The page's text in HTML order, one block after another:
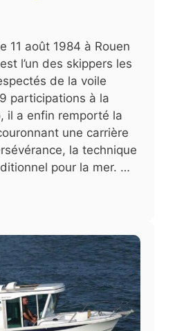
11 août 1984 à Rouen
l’un des skippers les
de la voile
participations à la
il a enfin remporté la
une carrière
la technique
pour la mer. …